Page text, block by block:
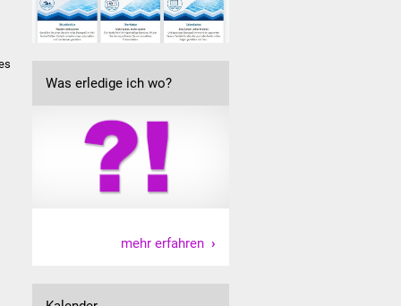
Was erledige ich wo?
mehr erfahren